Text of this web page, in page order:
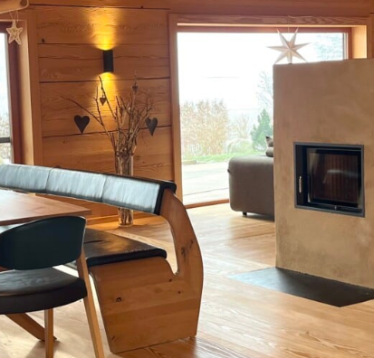
Japankellen
LV-Texte Lehm-Trockenbau